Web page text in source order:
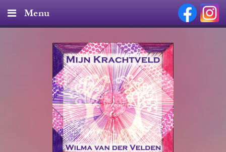
Menu
Diensten & Tarieven
Producten